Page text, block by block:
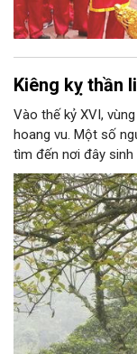
Kiêng kỵ thần
Vào thế kỷ XVI,
hoang vu. Một số
tìm đến nơi đây sinh
người đầu tiên đến
chặt tre nứa trong
khắp nơi.